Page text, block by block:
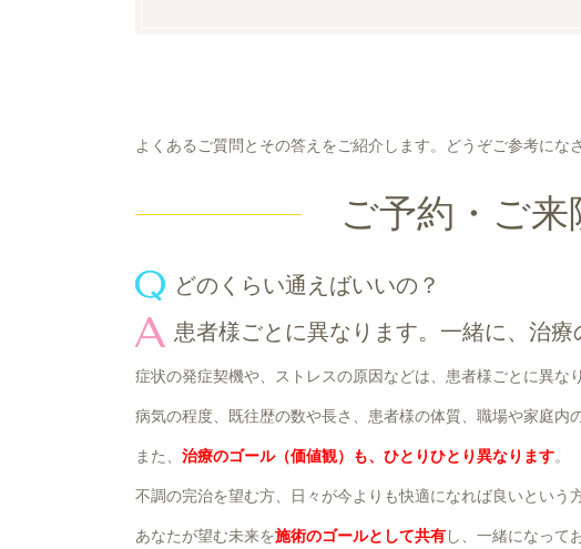
よくあるご質問とその答えをご紹介します。どうぞご参考にな
ご予約・ご
どのくらい通えばいいの？
患者様ごとに異なります。一緒に、治療
症状の発症契機や、ストレスの原因などは、患者様ごとに異なり
病気の程度、既往歴の数や長さ、患者様の体質、職場や家庭内
また、 治療のゴール（価値観）も、ひとりひとり異なります。
不調の完治を望む方、日々が今よりも快適になれば良いという
あなたが望む未来を施術のゴールとして共有し、一緒になって